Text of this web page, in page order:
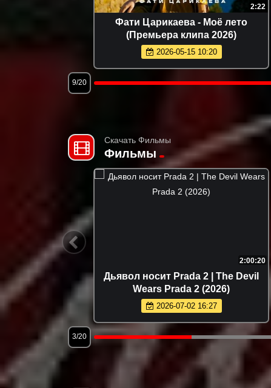
2:53
Murat Gamidov - По ночам
(Премьера клипа 2026)
2026-05-21 14:27
12/20
Скачать Фильмы
Фильмы
1:39:46
| GOAT
2:00:20
Дьявол носит Prada 2 | The Devil
Wears Prada 2 (2026)
2026-07-02 16:27
3/20